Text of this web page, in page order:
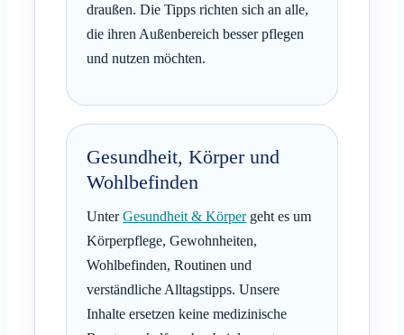
draußen. Die Tipps richten sich an alle,
die ihren Außenbereich besser pflegen
und nutzen möchten.
Gesundheit, Körper und
Wohlbefinden
UnterGesundheit & Körpergeht es um
Körperpflege, Gewohnheiten,
Wohlbefinden, Routinen und
verständliche Alltagstipps. Unsere
Inhalte ersetzen keine medizinische